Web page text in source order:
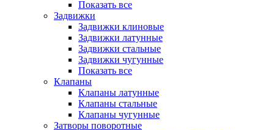
Показать все
Задвижки
Задвижки клиновые
Задвижки латунные
Задвижки стальные
Задвижки чугунные
Показать все
Клапаны
Клапаны латунные
Клапаны стальные
Клапаны чугунные
Затворы поворотные